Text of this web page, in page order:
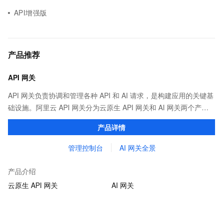
API增强版
产品推荐
API 网关
API 网关负责协调和管理各种 API 和 AI 请求，是构建应用的关键基
础设施。阿里云 API 网关分为云原生 API 网关和 AI 网关两个产
品。
产品详情
管理控制台 AI 网关全景
产品介绍
云原生 API 网关
AI 网关